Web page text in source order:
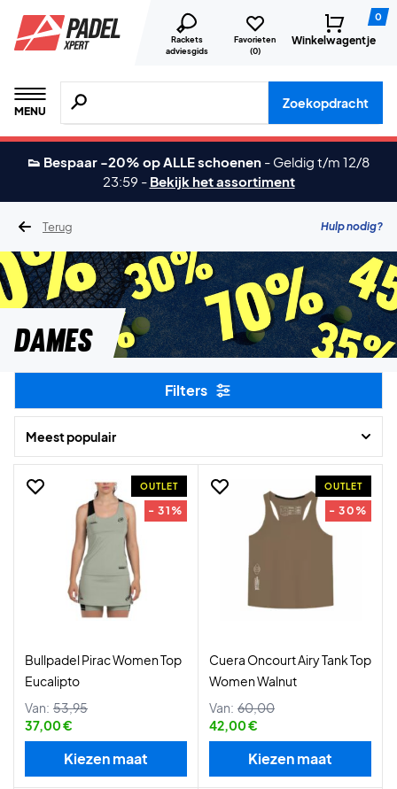
Rackets
adviesgids
Favorieten
(0)
0
Winkelwagentje
MENU
Zoeken naar producten, merken etc.
Zoekopdracht
👟 Bespaar -20% op ALLE schoenen - Geldig t/m 12/8
23:59 - Bekijk het assortiment
Terug Hulp nodig?
Dames
Filters
Meest populair
OUTLET
- 31%
Bullpadel Pirac Women Top
Eucalipto
Van: 53,95
37,00 €
Kiezen maat
OUTLET
- 30%
Cuera Oncourt Airy Tank Top
Women Walnut
Van: 60,00
42,00 €
Kiezen maat